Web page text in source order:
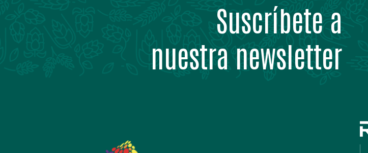
Suscríbete a
nuestra newsletter